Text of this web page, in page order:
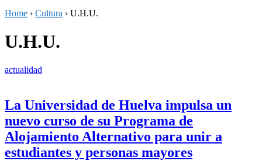
Home › Cultura › U.H.U.
U.H.U.
actualidad
La Universidad de Huelva impulsa un
nuevo curso de su Programa de
Alojamiento Alternativo para unir a
estudiantes y personas mayores